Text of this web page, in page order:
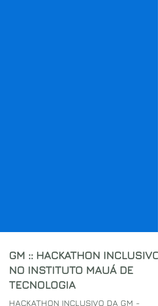
GM :: HACKATHON INCLUSIVO
NO INSTITUTO MAUÁ DE
TECNOLOGIA